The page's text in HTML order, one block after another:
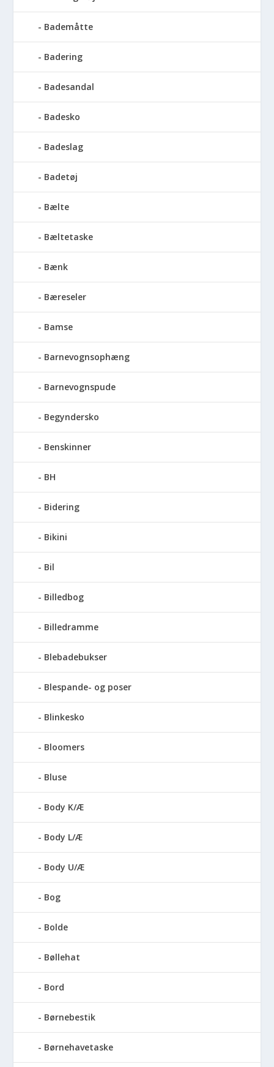
Bademåtte
Badering
Badesandal
Badesko
Badeslag
Badetøj
Bælte
Bæltetaske
Bænk
Bæreseler
Bamse
Barnevognsophæng
Barnevognspude
Begyndersko
Benskinner
BH
Bidering
Bikini
Bil
Billedbog
Billedramme
Blebadebukser
Blespande- og poser
Blinkesko
Bloomers
Bluse
Body K/Æ
Body L/Æ
Body U/Æ
Bog
Bolde
Bøllehat
Bord
Børnebestik
Børnehavetaske